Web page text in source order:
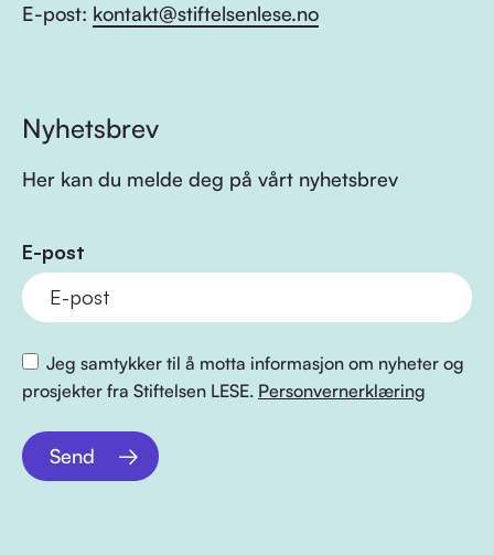
E-post: kontakt@stiftelsenlese.no
Nyhetsbrev
Her kan du melde deg på vårt nyhetsbrev
E-post
Jeg samtykker til å motta informasjon om nyheter og
prosjekter fra Stiftelsen LESE. Personvernerklæring
Send